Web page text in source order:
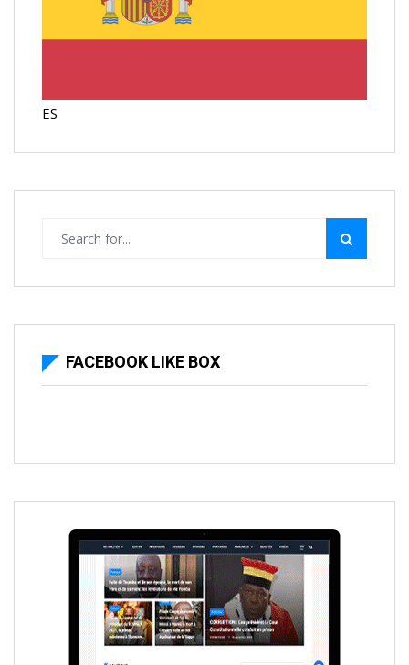
ES
FACEBOOK LIKE BOX